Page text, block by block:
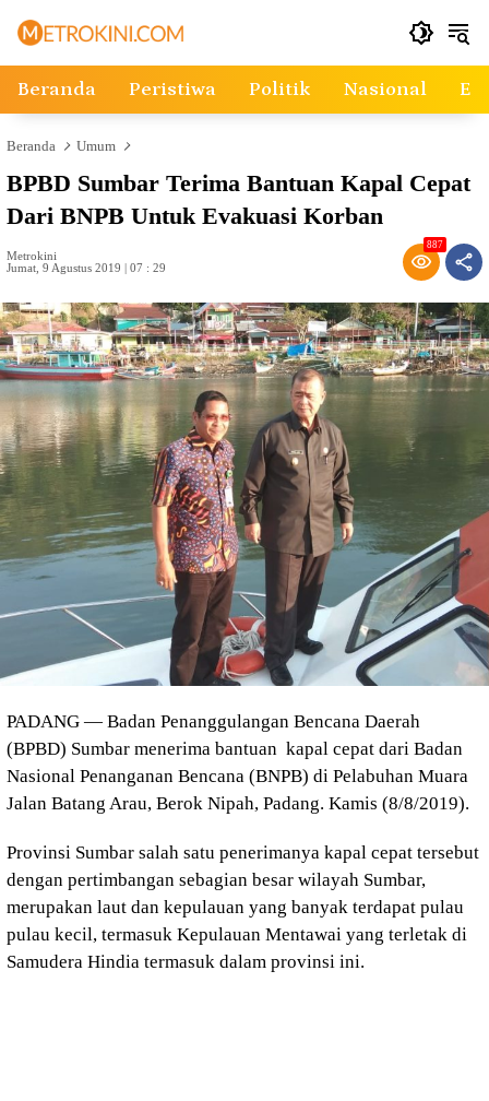
Beranda Peristiwa Politik Nasional
Beranda Umum
BPBD Sumbar Terima Bantuan Kapal Cepat
Dari BNPB Untuk Evakuasi Korban
Metrokini
Jumat, 9 Agustus 2019 | 07 : 29
887
PADANG — Badan Penanggulangan Bencana Daerah
(BPBD) Sumbar menerima bantuan kapal cepat dari Badan
Nasional Penanganan Bencana (BNPB) di Pelabuhan Muara
Jalan Batang Arau, Berok Nipah, Padang. Kamis (8/8/2019).
Provinsi Sumbar salah satu penerimanya kapal cepat tersebut
dengan pertimbangan sebagian besar wilayah Sumbar,
merupakan laut dan kepulauan yang banyak terdapat pulau
pulau kecil, termasuk Kepulauan Mentawai yang terletak di
Samudera Hindia termasuk dalam provinsi ini.